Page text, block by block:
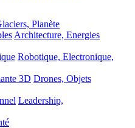
Planète
Architecture, Energies
Robotique, Electronique,
3D Drones, Objets
Leadership,